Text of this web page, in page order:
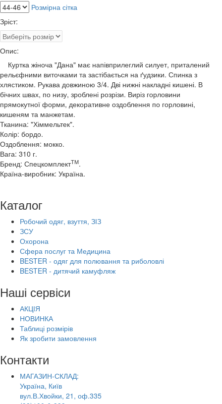
Розмірна сітка
Зріст:
Опис:
Куртка жіноча "Дана" має напівприлеглий силует, приталений
рельєфними виточками та застібається на ґудзики. Спинка з
хлястиком. Рукава довжиною 3/4. Дві нижні накладні кишені. В
бічних швах, по низу, зроблені розрізи. Виріз горловини
прямокутної форми, декоративне оздоблення по горловині,
кишеням та манжетам.
Тканина: "Хіммельтек".
Колір: бордо.
Оздоблення: мокко.
Вага: 310 г.
Бренд: СпецкомплектТМ.
Країна-виробник: Україна.
Каталог
Робочий одяг, взуття, ЗІЗ
ЗСУ
Охорона
Сфера послуг та Медицина
BESTER - одяг для полювання та риболовлі
BESTER - дитячий камуфляж
Наші сервіси
АКЦІЯ
НОВИНКА
Таблиці розмірів
Як зробити замовлення
Контакти
МАГАЗИН-СКЛАД:
Україна, Київ
вул.В.Хвойки, 21, оф.335